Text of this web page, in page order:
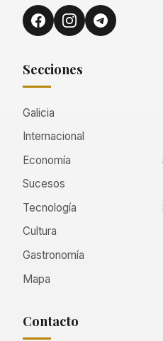
Secciones
Galicia
Internacional
Economía
Sucesos
Tecnología
Cultura
Gastronomía
Mapa
Contacto